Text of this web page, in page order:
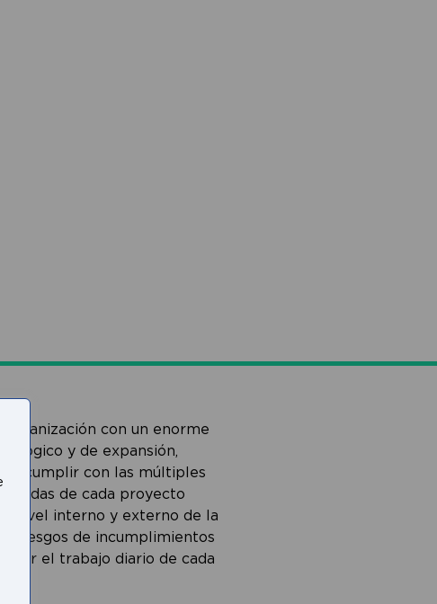
con un enorme
y de expansión,
de cumplir con las múltiples
de cada proyecto
nivel interno y externo de la
riesgos de incumplimientos
el trabajo diario de cada